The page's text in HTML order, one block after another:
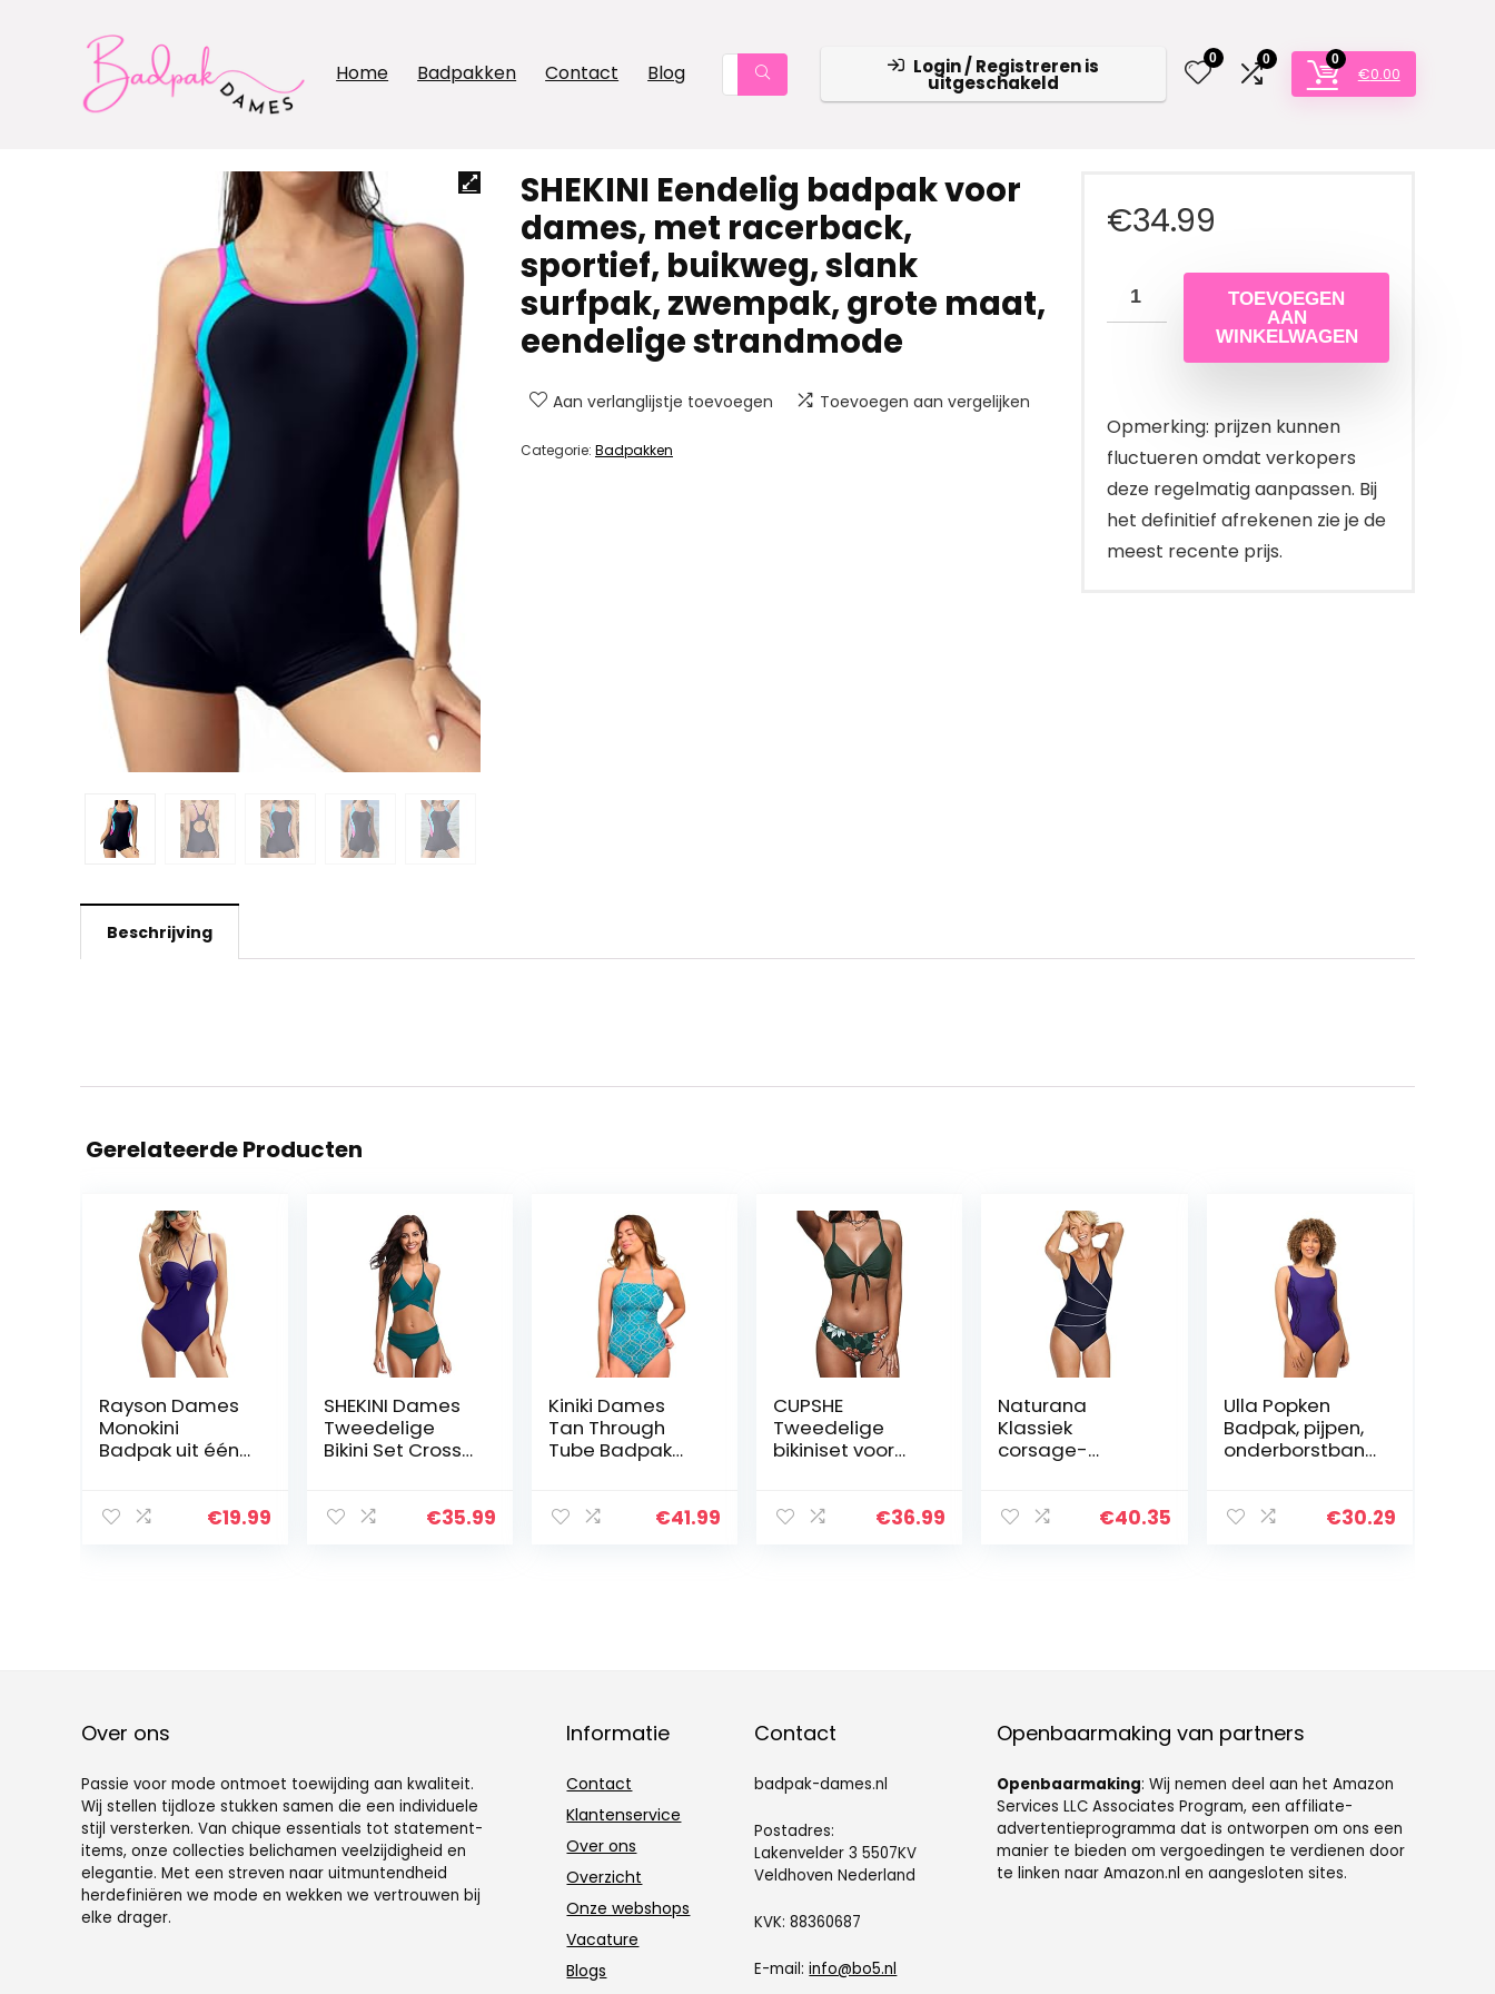
Home Badpakken Contact Blog Login / Registreren is
uitgeschakeld
0 0 0
€0.00
SHEKINI Eendelig badpak voor
dames, met racerback,
sportief, buikweg, slank
surfpak, zwempak, grote maat,
eendelige strandmode
Aan verlanglijstje toevoegen Toevoegen aan vergelijken
Categorie: Badpakken
€34.99
TOEVOEGEN
AAN
WINKELWAGEN
Opmerking: prijzen kunnen
fluctueren omdat verkopers
deze regelmatig aanpassen. Bij
het definitief afrekenen zie je de
meest recente prijs.
Beschrijving
Gerelateerde Producten
Rayson Dames
Monokini
Badpak uit één
Badpak Side€19.99
SHEKINI Dames
Tweedelige
Bikini Set Cross
Retro Afdrukken
€35.99
Kiniki Dames
Tan Through
Tube Badpak
€41.99
CUPSHE
Tweedelige
bikiniset voor
knoop konijntje
€36.99
Naturana
Klassiek
corsage-
€40.35
Ulla Popken
Badpak, pijpen,
onderborstband
Zwempak uit
€30.29
Over ons
Passie voor mode ontmoet toewijding aan kwaliteit.
Wij stellen tijdloze stukken samen die een individuele
stijl versterken. Van chique essentials tot statement-
items, onze collecties belichamen veelzijdigheid en
elegantie. Met een streven naar uitmuntendheid
herdefiniëren we mode en wekken we vertrouwen bij
elke drager.
Informatie
Contact
Klantenservice
Over ons
Overzicht
Onze webshops
Vacature
Blogs
Contact
badpak-dames.nl
Postadres:
Lakenvelder 3 5507KV
Veldhoven Nederland
KVK: 88360687
E-mail:info@bo5.nl
Openbaarmaking van partners
Openbaarmaking: Wij nemen deel aan het Amazon
Services LLC Associates Program, een affiliate-
advertentieprogramma dat is ontworpen om ons een
manier te bieden om vergoedingen te verdienen door
te linken naar Amazon.nl en aangesloten sites.